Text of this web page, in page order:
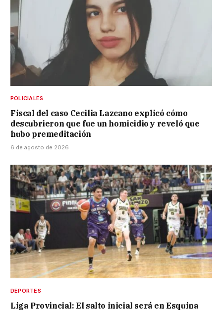
POLICIALES
Fiscal del caso Cecilia Lazcano explicó cómo
descubrieron que fue un homicidio y reveló que
hubo premeditación
6 de agosto de 2026
DEPORTES
Liga Provincial: El salto inicial será en Esquina